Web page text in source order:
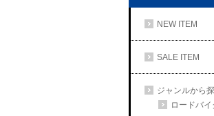
NEW ITEM
SALE ITEM
ジャンルから
ロードバイ